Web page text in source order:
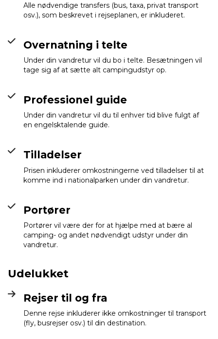
Alle nødvendige transfers (bus, taxa, privat transport
osv.), som beskrevet i rejseplanen, er inkluderet.
Overnatning i telte
Under din vandretur vil du bo i telte. Besætningen vil
tage sig af at sætte alt campingudstyr op.
Professionel guide
Under din vandretur vil du til enhver tid blive fulgt af
en engelsktalende guide.
Tilladelser
Prisen inkluderer omkostningerne ved tilladelser til at
komme ind i nationalparken under din vandretur.
Portører
Portører vil være der for at hjælpe med at bære al
camping- og andet nødvendigt udstyr under din
vandretur.
Udelukket
Rejser til og fra
Denne rejse inkluderer ikke omkostninger til transport
(fly, busrejser osv.) til din destination.